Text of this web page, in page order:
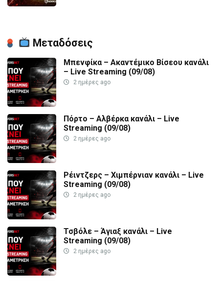
Μεταδόσεις
Μπενφίκα – Ακαντέμικο Βίσεου κανάλι
– Live Streaming (09/08)
2 ημέρες ago
Πόρτο – Αλβέρκα κανάλι – Live
Streaming (09/08)
2 ημέρες ago
Ρέιντζερς – Χιμπέρνιαν κανάλι – Live
Streaming (09/08)
2 ημέρες ago
Τσβόλε – Άγιαξ κανάλι – Live
Streaming (09/08)
2 ημέρες ago